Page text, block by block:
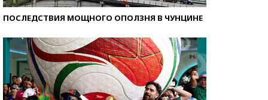
ПОСЛЕДСТВИЯ МОЩНОГО ОПОЛЗНЯ В ЧУНЦИНЕ